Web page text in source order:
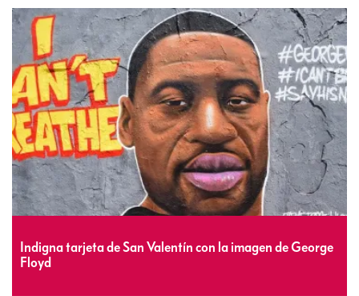
Indigna tarjeta de San Valentín con la imagen de George
Floyd